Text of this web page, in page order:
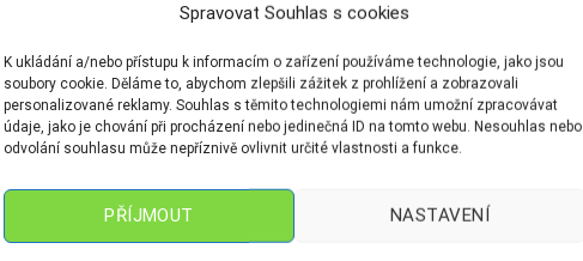
Spravovat Souhlas s cookies
K ukládání a/nebo přístupu k informacím o zařízení používáme technologie, jako jsou
soubory cookie. Děláme to, abychom zlepšili zážitek z prohlížení a zobrazovali
personalizované reklamy. Souhlas s těmito technologiemi nám umožní zpracovávat
údaje, jako je chování při procházení nebo jedinečná ID na tomto webu. Nesouhlas nebo
odvolání souhlasu může nepříznivě ovlivnit určité vlastnosti a funkce.
PŘÍJMOUT NASTAVENÍ
NENÍ SKLADEM